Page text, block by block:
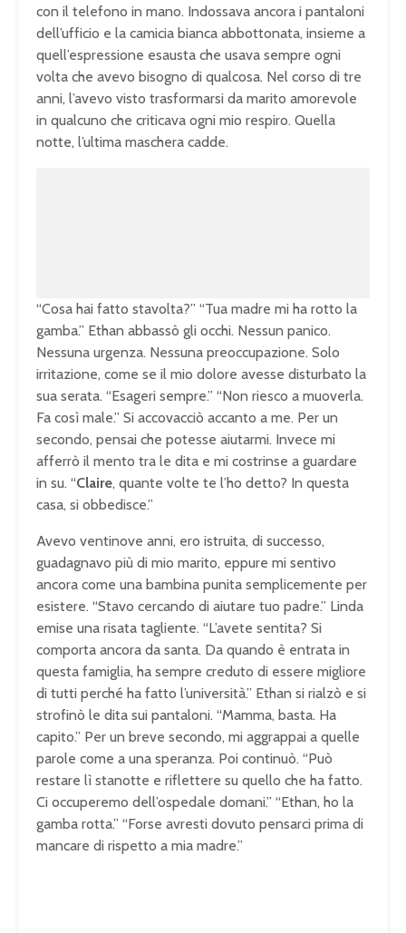
con il telefono in mano. Indossava ancora i pantaloni
dell’ufficio e la camicia bianca abbottonata, insieme a
quell’espressione esausta che usava sempre ogni
volta che avevo bisogno di qualcosa. Nel corso di tre
anni, l’avevo visto trasformarsi da marito amorevole
in qualcuno che criticava ogni mio respiro. Quella
notte, l’ultima maschera cadde.
“Cosa hai fatto stavolta?” “Tua madre mi ha rotto la
gamba.” Ethan abbassò gli occhi. Nessun panico.
Nessuna urgenza. Nessuna preoccupazione. Solo
irritazione, come se il mio dolore avesse disturbato la
sua serata. “Esageri sempre.” “Non riesco a muoverla.
Fa così male.” Si accovacciò accanto a me. Per un
secondo, pensai che potesse aiutarmi. Invece mi
afferrò il mento tra le dita e mi costrinse a guardare
in su. “Claire, quante volte te l’ho detto? In questa
casa, si obbedisce.”
Avevo ventinove anni, ero istruita, di successo,
guadagnavo più di mio marito, eppure mi sentivo
ancora come una bambina punita semplicemente per
esistere. “Stavo cercando di aiutare tuo padre.” Linda
emise una risata tagliente. “L’avete sentita? Si
comporta ancora da santa. Da quando è entrata in
questa famiglia, ha sempre creduto di essere migliore
di tutti perché ha fatto l’università.” Ethan si rialzò e si
strofinò le dita sui pantaloni. “Mamma, basta. Ha
capito.” Per un breve secondo, mi aggrappai a quelle
parole come a una speranza. Poi continuò. “Può
restare lì stanotte e riflettere su quello che ha fatto.
Ci occuperemo dell’ospedale domani.” “Ethan, ho la
gamba rotta.” “Forse avresti dovuto pensarci prima di
mancare di rispetto a mia madre.”